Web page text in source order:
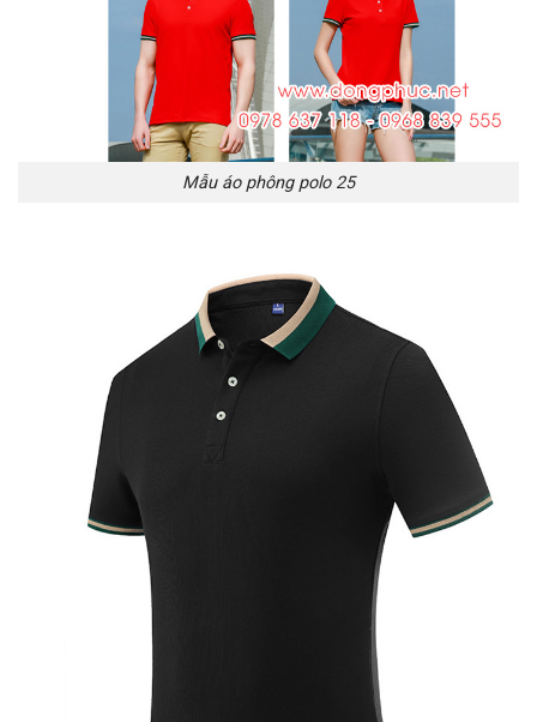
Mẫu áo phông polo 25